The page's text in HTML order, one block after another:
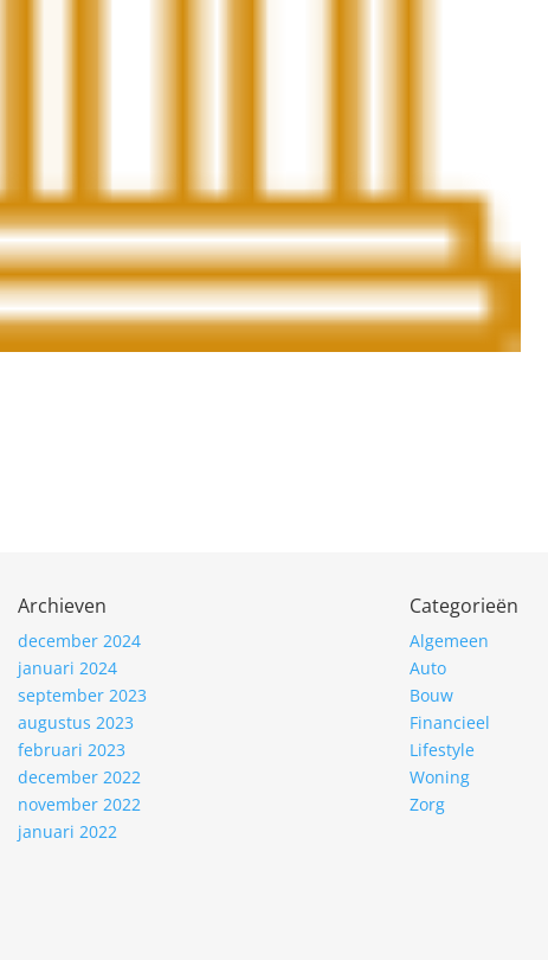
Archieven
december 2024
januari 2024
september 2023
augustus 2023
februari 2023
december 2022
november 2022
januari 2022
Categorieën
Algemeen
Auto
Bouw
Financieel
Lifestyle
Woning
Zorg